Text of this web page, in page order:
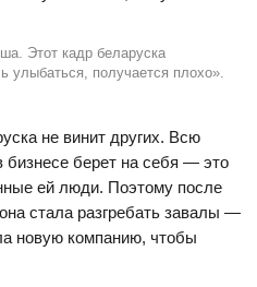
Этот кадр беларуска
улыбаться, получается плохо».
не винит других. Всю
бизнесе берет на себя — это
ей люди. Поэтому после
стала разгребать завалы —
новую компанию, чтобы